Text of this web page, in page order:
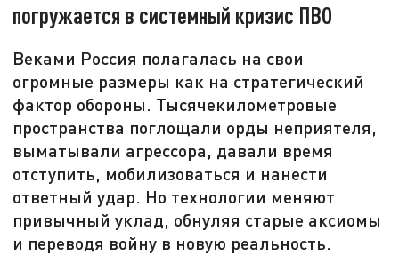
погружается в системный кризис ПВО
Веками Россия полагалась на свои
огромные размеры как на стратегический
фактор обороны. Тысячекилометровые
пространства поглощали орды неприятеля,
выматывали агрессора, давали время
отступить, мобилизоваться и нанести
ответный удар. Но технологии меняют
привычный уклад, обнуляя старые аксиомы
и переводя войну в новую реальность.